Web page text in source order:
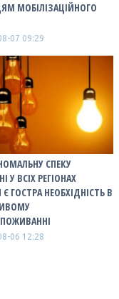
МОБІЛІЗАЦІЙНОГО
07 09:29
СПЕКУ
У ВСІХ РЕГІОНАХ
Є ГОСТРА НЕОБХІДНІСТЬ В
06 12:28